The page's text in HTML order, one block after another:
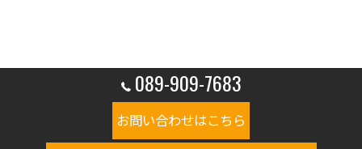
089-909-7683
お問い合わせはこちら